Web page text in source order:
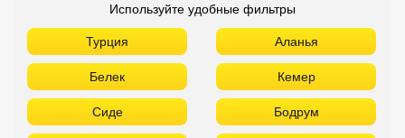
Используйте удобные фильтры
Турция Аланья
Белек Кемер
Сиде Бодрум